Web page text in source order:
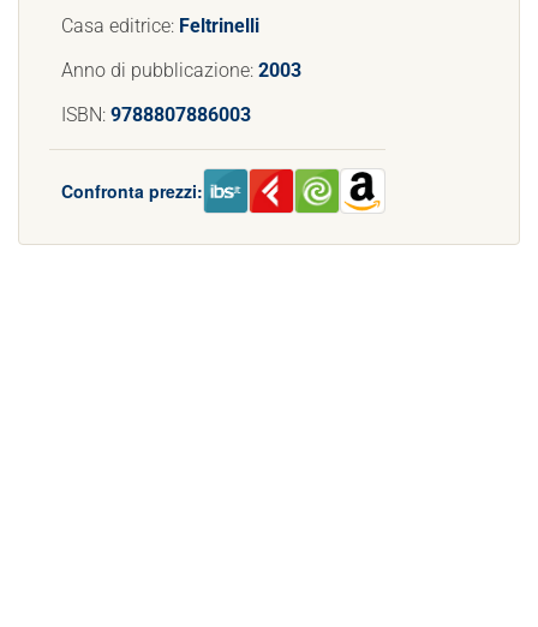
Casa editrice: Feltrinelli
Anno di pubblicazione: 2003
ISBN: 9788807886003
Confronta prezzi: